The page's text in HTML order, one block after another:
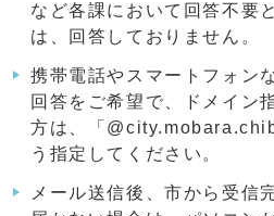
など各課において回答不要
は、回答しておりません。
携帯電話やスマートフォン
回答をご希望で、ドメイン
方は、「
う指定してください。
メール送信後、市から受信